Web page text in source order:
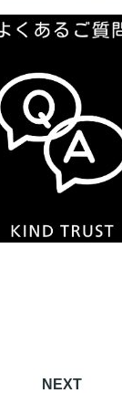
NEXT